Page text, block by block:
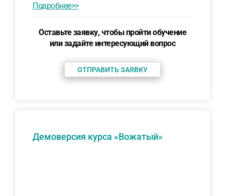
Подробнее>>
Оставьте заявку, чтобы пройти обучение
или задайте интересующий вопрос
ОТПРАВИТЬ ЗАЯВКУ
Демоверсия курса «Вожатый»